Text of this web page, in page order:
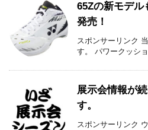
65Zの新モデル
発売！
スポンサーリンク
す。 パワークッシ
展示会情報が
す。
スポンサーリンク